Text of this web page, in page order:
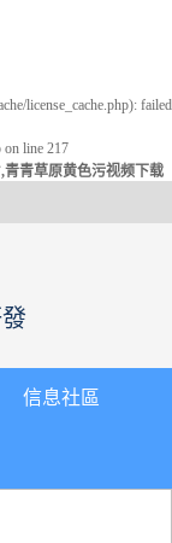
license_cache.php): failed
on line 217
青草原黄色污视频下载
信息社區